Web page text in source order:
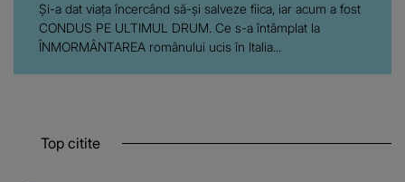
Și-a dat viața încercând să-și salveze fiica, iar acum a fost
CONDUS PE ULTIMUL DRUM. Ce s-a întâmplat la
ÎNMORMÂNTAREA românului ucis în Italia...
Top citite